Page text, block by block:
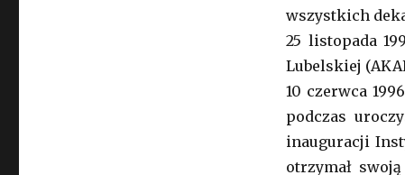
wszystkich
25 listopada
Lubelskiej
10 czerwca
podczas
inauguracji
otrzymał